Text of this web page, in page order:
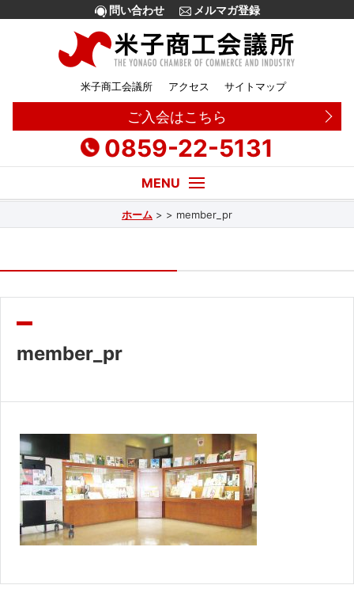
問い合わせ メルマガ登録
米子商工会議所 アクセス サイトマップ
ご入会はこちら
0859-22-5131
販路拡大
共済・福利厚生
証明書・申請
職員採用
情報
ホーム > > member_pr
member_pr